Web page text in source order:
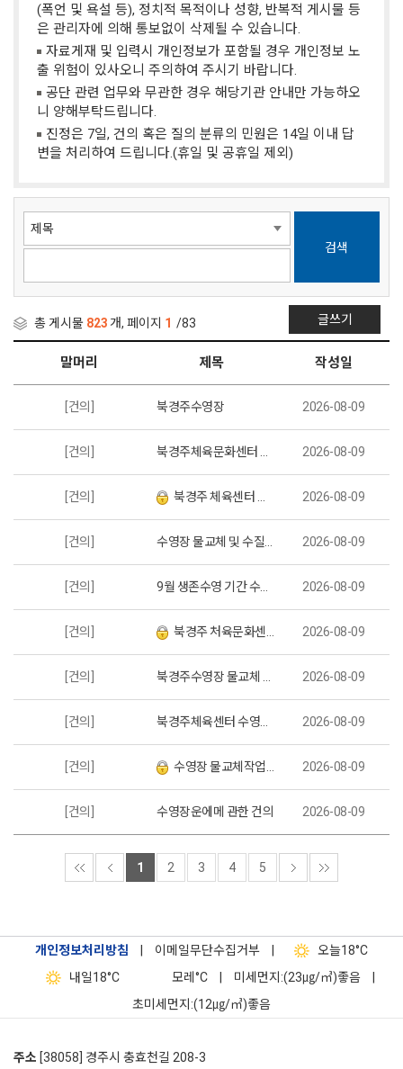
(폭언 및 욕설 등), 정치적 목적이나 성향, 반복적 게시물 등
은 관리자에 의해 통보없이 삭제될 수 있습니다.
자료게재 및 입력시 개인정보가 포함될 경우 개인정보 노
출 위험이 있사오니 주의하여 주시기 바랍니다.
공단 관련 업무와 무관한 경우 해당기관 안내만 가능하오
니 양해부탁드립니다.
진정은 7일, 건의 혹은 질의 분류의 민원은 14일 이내 답
변을 처리하여 드립니다.(휴일 및 공휴일 제외)
검색
총 게시물 823 개, 페이지 1 /83
말머리 제목 작성일
[건의] 북경주수영장 2026-08-09
[건의] 2026-08-09
[건의] 북경주 체육센터 수영장 물 교체 관련 건의 2026-08-09
[건의] 2026-08-09
[건의] 2026-08-09
[건의] 북경주 처육문화센터수영장 2026-08-09
[건의] 2026-08-09
[건의] 2026-08-09
[건의] 수영장 물교체작업 및 대청소에 대한 건의 2026-08-09
[건의] 수영장운에메 관한 건의 2026-08-09
글쓰기
1 2 3 4 5
개인정보처리방침 이메일무단수집거부 오늘18°C
내일18°C 모레 °C 미세먼지:(23㎍/㎥)좋음
초미세먼지:(12㎍/㎥)좋음
주소 [38058] 경주시 충효천길 208-3